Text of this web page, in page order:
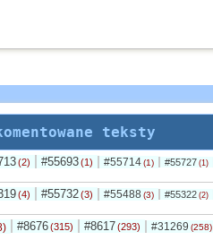
teksty
(2) #55693 (1) #55714 (1) #55727 (1)
(4) #55732 (3) #55488 (3) #55322 (2)
#8676 (315) #8617 (293) #31269 (258)